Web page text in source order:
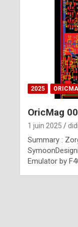
2025
OricMag
1 juin 2025
Summary :
Emulator by